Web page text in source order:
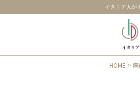
イタリア人が
イタリ
HOME >